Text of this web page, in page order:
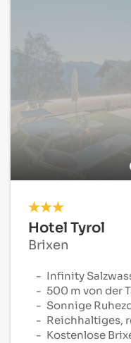
Hotel Tyrol
Brixen
Infinity
500 m von der
Sonnige
Reichhaltiges,
Kostenlose